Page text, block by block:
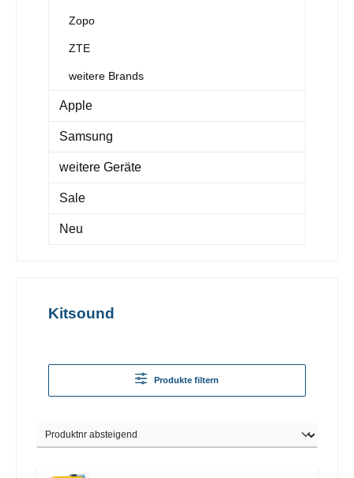
Zopo
ZTE
weitere Brands
Apple
Samsung
weitere Geräte
Sale
Neu
Kitsound
Produkte filtern